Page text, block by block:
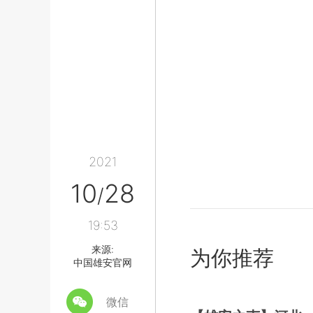
2021
10/28
19:53
来源:
中国雄安官网
微信
为你推荐